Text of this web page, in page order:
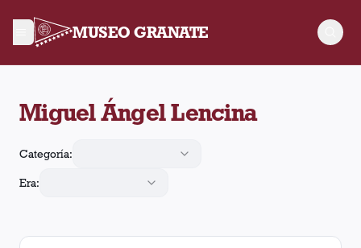
MUSEO GRANATE
Miguel Ángel Lencina
Categoría:
Era: